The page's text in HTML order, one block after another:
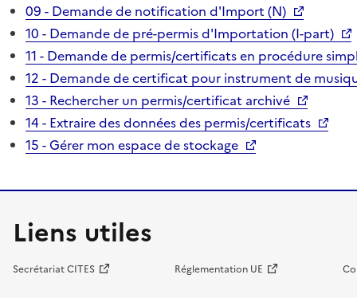
09 - Demande de notification d'Import (N)
10 - Demande de pré-permis d'Importation (I-part)
11 - Demande de permis/certificats en procédure
12 - Demande de certificat pour instrument de
13 - Rechercher un permis/certificat archivé
14 - Extraire des données des permis/certificats
15 - Gérer mon espace de stockage
Liens utiles
Secrétariat CITES Réglementation UE